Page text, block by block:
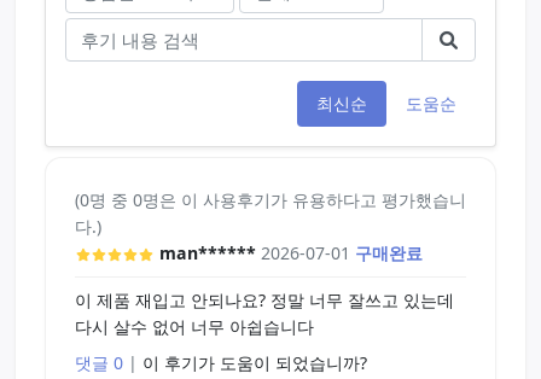
이 될 겁니다.
면 진짜 살 필요가 없습니다. 그냥 비누+바디워시 등
으로 구석구석 잘 씻고 + 깨끗한 수건으로 잘 닦고 +
어떤 분은 비누나 바디워시로 하면 오나홀 찢어진
다... 그러시던데 어차피 오나홀은 소모품입니다. 한
멍나는게 당연한 거죠. 차라리 새 걸로 다시 구매하
시는게 낫습니다.
800미리짜리를 3통을 사고도 돈이 남을 정도로 비싼
가격입니다.
왜냐하면 제가 옛날에 이거 사고 1/5도 못쓰고 욕실
최신순 도움순
(0명 중 0명은 이 사용후기가 유용하다고 평가했습니
다.)
man****** 2026-07-01 구매완료
이 제품 재입고 안되나요? 정말 너무 잘쓰고 있는데
다시 살수 없어 너무 아쉽습니다
댓글 0 | 이 후기가 도움이 되었습니까?